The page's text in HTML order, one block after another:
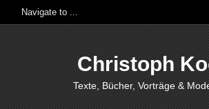
Christoph
Texte, Bücher, Vorträge &